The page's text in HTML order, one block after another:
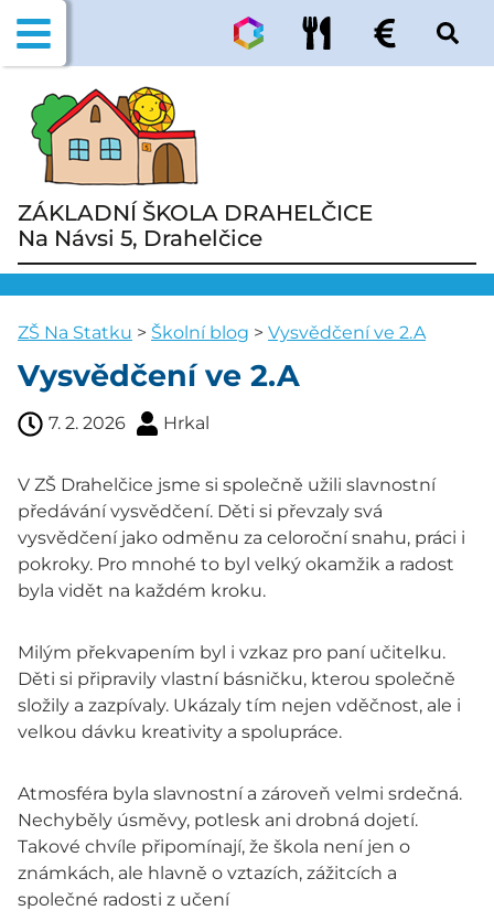
ZÁKLADNÍ ŠKOLA DRAHELČICE
Na Návsi 5, Drahelčice
ZŠ Na Statku > Školní blog > Vysvědčení ve 2.A
Vysvědčení ve 2.A
7. 2. 2026 Hrkal
V ZŠ Drahelčice jsme si společně užili slavnostní
předávání vysvědčení. Děti si převzaly svá
vysvědčení jako odměnu za celoroční snahu, práci i
pokroky. Pro mnohé to byl velký okamžik a radost
byla vidět na každém kroku.
Milým překvapením byl i vzkaz pro paní učitelku.
Děti si připravily vlastní básničku, kterou společně
složily a zazpívaly. Ukázaly tím nejen vděčnost, ale i
velkou dávku kreativity a spolupráce.
Atmosféra byla slavnostní a zároveň velmi srdečná.
Nechyběly úsměvy, potlesk ani drobná dojetí.
Takové chvíle připomínají, že škola není jen o
známkách, ale hlavně o vztazích, zážitcích a
společné radosti z učení